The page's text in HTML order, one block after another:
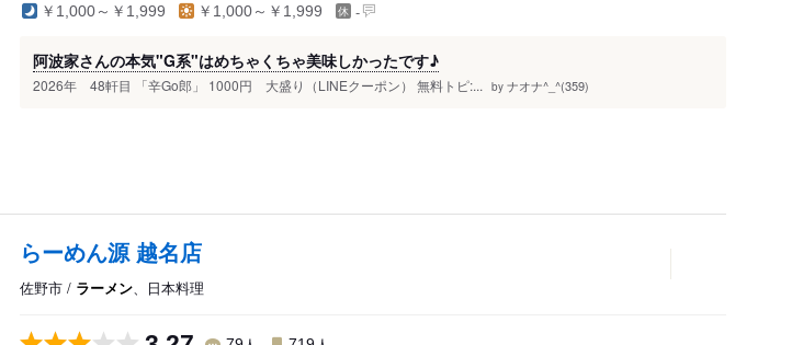
￥1,000～￥1,999 ￥1,000～￥1,999 -
阿波家さんの本気"G系"はめちゃくちゃ美味しかったです♪
2026年 48軒目 「辛Go郎」 1000円 大盛り（LINEクーポン） 無料トピ:... by ナオナ^_^(359)
らーめん源 越名店
佐野市 / ラーメン、日本料理